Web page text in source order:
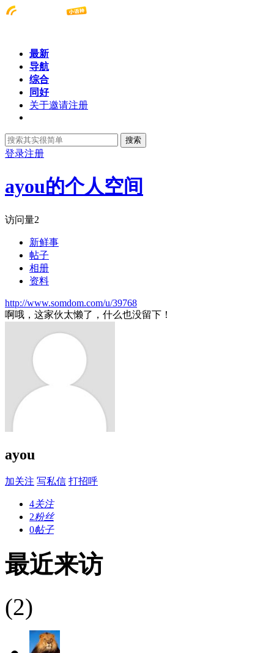
最新
导航
综合
同好
关于邀请注册
搜索
登录注册
ayou的个人空间
访问量2
新鲜事
帖子
相册
资料
http://www.somdom.com/u/39768
啊哦，这家伙太懒了，什么也没留下！
ayou
加关注 写私信 打招呼
4关注
2粉丝
0帖子
最近来访
(2)